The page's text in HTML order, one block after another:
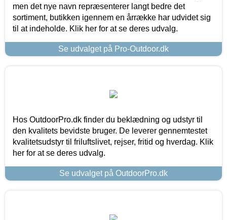
men det nye navn repræsenterer langt bedre det
sortiment, butikken igennem en årrække har udvidet sig
til at indeholde. Klik her for at se deres udvalg.
Se udvalget på Pro-Outdoor.dk
Hos OutdoorPro.dk finder du beklædning og udstyr til
den kvalitets bevidste bruger. De leverer gennemtestet
kvalitetsudstyr til friluftslivet, rejser, fritid og hverdag. Klik
her for at se deres udvalg.
Se udvalget på OutdoorPro.dk